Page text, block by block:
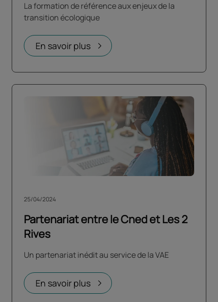
La formation de référence aux enjeux de la
transition écologique
En savoir plus
Partenariat entre le Cned et Les 2
Rives
25/04/2024
Un partenariat inédit au service de la VAE
En savoir plus